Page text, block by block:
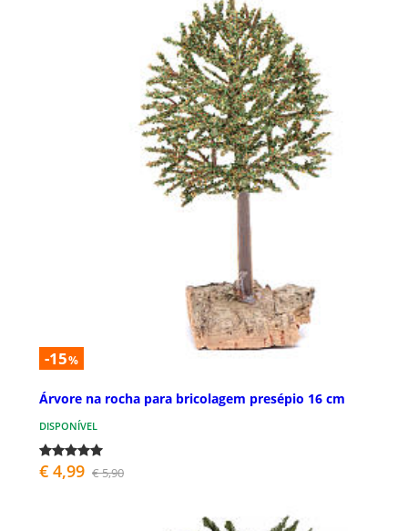
-15%
Árvore na rocha para bricolagem presépio 16 cm
DISPONÍVEL
€ 4,99 € 5,90